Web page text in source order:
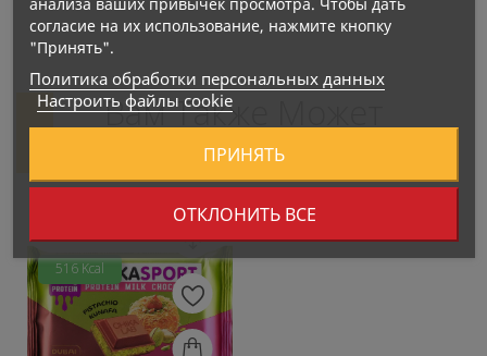
Вам Также Может
Понравиться
516 Kcal
согласие на их использование, нажмите кнопку
"Принять".
Политика обработки персональных данных
Настроить файлы cookie
ОТКЛОНИТЬ ВСЕ
ПРИНЯТЬ